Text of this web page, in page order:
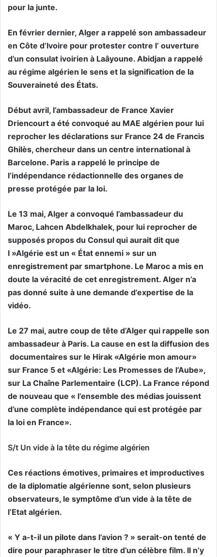
pour la junte.
En février dernier, Alger a rappelé son ambassadeur
en Côte d’Ivoire pour protester contre l’ ouverture
d’un consulat ivoirien à Laâyoune. Abidjan a rappelé
au régime algérien le sens et la signification de la
Souveraineté des États.
Début avril, l’ambassadeur de France Xavier
Driencourt a été convoqué au MAE algérien pour lui
reprocher les déclarations sur France 24 de Francis
Ghilès, chercheur dans un centre international à
Barcelone. Paris a rappelé le principe de
l’indépendance rédactionnelle des organes de
presse protégée par la loi.
Le 13 mai, Alger a convoqué l’ambassadeur du
Maroc, Lahcen Abdelkhalek, pour lui reprocher de
supposés propos du Consul qui aurait dit que
l »Algérie est un « État ennemi » sur un
enregistrement par smartphone. Le Maroc a mis en
doute la véracité de cet enregistrement. Alger n’a
pas donné suite à une demande d’expertise de la
vidéo.
Le 27 mai, autre coup de tête d’Alger qui rappelle son
ambassadeur à Paris. La cause en est la diffusion des
documentaires sur le Hirak «Algérie mon amour»
sur France 5 et «Algérie: Les Promesses de l’Aube»,
sur La Chaîne Parlementaire (LCP). La France répond
de nouveau que « l’ensemble des médias jouissent
d’une complète indépendance qui est protégée par
la loi en France».
S/t Un vide à la tête du régime algérien
Ces réactions émotives, primaires et improductives
de la diplomatie algérienne sont, selon plusieurs
observateurs, le symptôme d’un vide à la tête de
l’Etat algérien.
« Y a-t-il un pilote dans l’avion ? » serait-on tenté de
dire pour paraphraser le titre d’un célèbre film. Il n’y